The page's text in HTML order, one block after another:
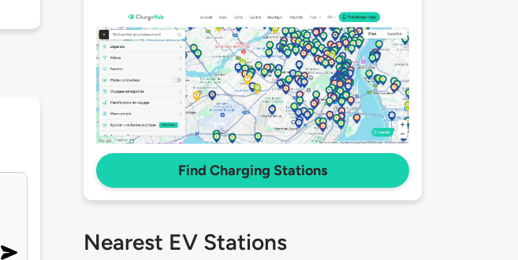
Find Charging Stations
Nearest EV Stations